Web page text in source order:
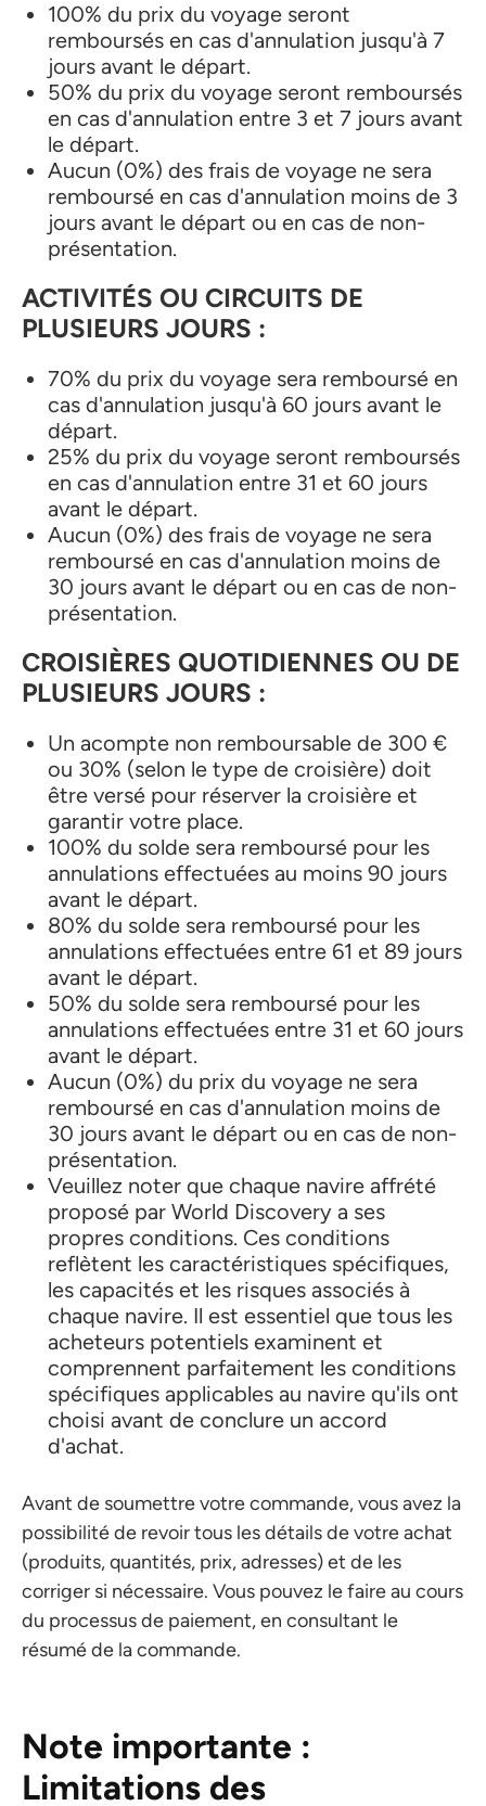
100% du prix du voyage seront
remboursés en cas d'annulation jusqu'à 7
jours avant le départ.
50% du prix du voyage seront remboursés
en cas d'annulation entre 3 et 7 jours avant
le départ.
Aucun (0%) des frais de voyage ne sera
remboursé en cas d'annulation moins de 3
jours avant le départ ou en cas de non-
présentation.
ACTIVITÉS OU CIRCUITS DE
PLUSIEURS JOURS :
70% du prix du voyage sera remboursé en
cas d'annulation jusqu'à 60 jours avant le
départ.
25% du prix du voyage seront remboursés
en cas d'annulation entre 31 et 60 jours
avant le départ.
Aucun (0%) des frais de voyage ne sera
remboursé en cas d'annulation moins de
30 jours avant le départ ou en cas de non-
présentation.
CROISIÈRES QUOTIDIENNES OU DE
PLUSIEURS JOURS :
Un acompte non remboursable de 300 €
ou 30% (selon le type de croisière) doit
être versé pour réserver la croisière et
garantir votre place.
100% du solde sera remboursé pour les
annulations effectuées au moins 90 jours
avant le départ.
80% du solde sera remboursé pour les
annulations effectuées entre 61 et 89 jours
avant le départ.
50% du solde sera remboursé pour les
annulations effectuées entre 31 et 60 jours
avant le départ.
Aucun (0%) du prix du voyage ne sera
remboursé en cas d'annulation moins de
30 jours avant le départ ou en cas de non-
présentation.
Veuillez noter que chaque navire affrété
proposé par World Discovery a ses
propres conditions. Ces conditions
reflètent les caractéristiques spécifiques,
les capacités et les risques associés à
chaque navire. Il est essentiel que tous les
acheteurs potentiels examinent et
comprennent parfaitement les conditions
spécifiques applicables au navire qu'ils ont
choisi avant de conclure un accord
d'achat.
Avant de soumettre votre commande, vous avez la
possibilité de revoir tous les détails de votre achat
(produits, quantités, prix, adresses) et de les
corriger si nécessaire. Vous pouvez le faire au cours
du processus de paiement, en consultant le
résumé de la commande.
Note importante :
Limitations des